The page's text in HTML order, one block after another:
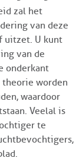
zal het
van deze
uitzet. U kunt
van de
onderkant
worden
waardoor
Veelal is
te